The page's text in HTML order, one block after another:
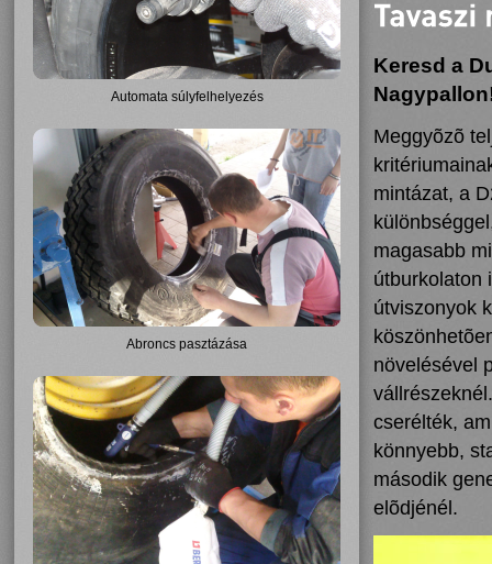
Automata súlyfelhelyezés
Abroncs pasztázása
Keresd a
Meggyõzõ
mintázat, a
magasabb
útburkolaton
útviszonyok
növelésével
cserélték,
könnyebb,
második
elõdjénél.